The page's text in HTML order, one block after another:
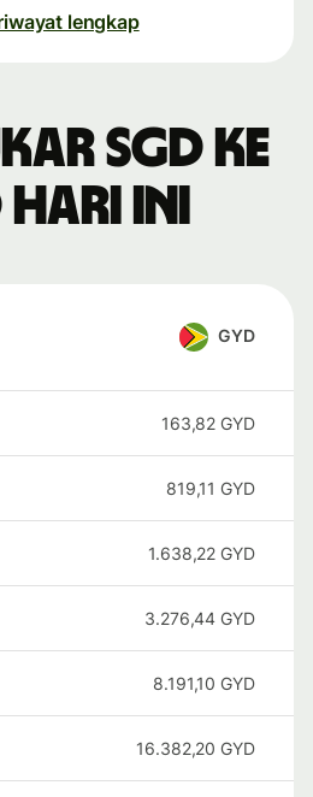
lengkap
SGD ke
hari ini
GYD
163,82 GYD
819,11 GYD
1.638,22 GYD
3.276,44 GYD
8.191,10 GYD
16.382,20 GYD